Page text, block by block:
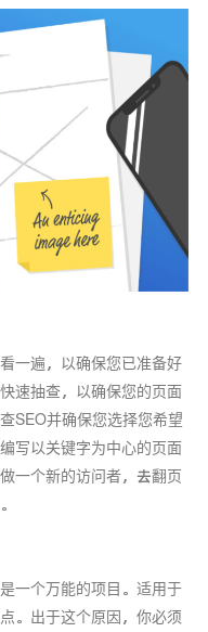
一遍，以确保您已准备好
速抽查，以确保您的页面
SEO并确保您选择您希望
写以关键字为中心的页面
一个新的访问者，去翻页
一个万能的项目。适用于
。出于这个原因，你必须